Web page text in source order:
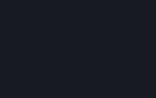
Kamu bisa menerima pengembalian
bundel di Toko Steam selama tidak
bundel ditransfer dan jika kombinasi
kurang dari dua jam. Jika bundel
DLC yang tidak memenuhi syarat
maka Steam akan memberitahumu
dikembalikan dananya atau tidak